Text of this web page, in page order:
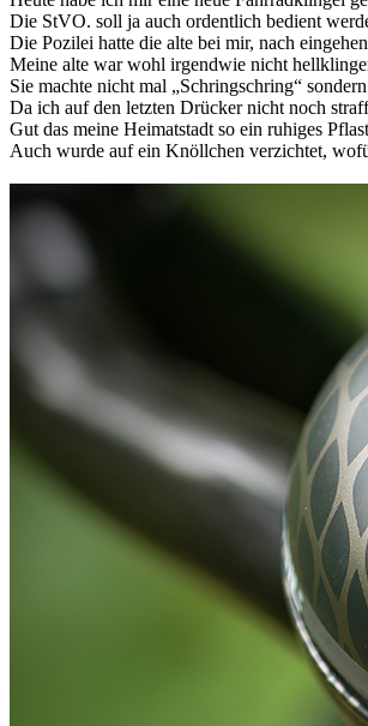
Die StVO. soll ja auch ordentlich bedient
Die Pozilei hatte die alte bei mir, nach
Meine alte war wohl irgendwie nicht
Sie machte nicht mal „Schringschring“
Da ich auf den letzten Drücker nicht noch
Gut das meine Heimatstadt so ein ruhiges
Auch wurde auf ein Knöllchen verzichtet,